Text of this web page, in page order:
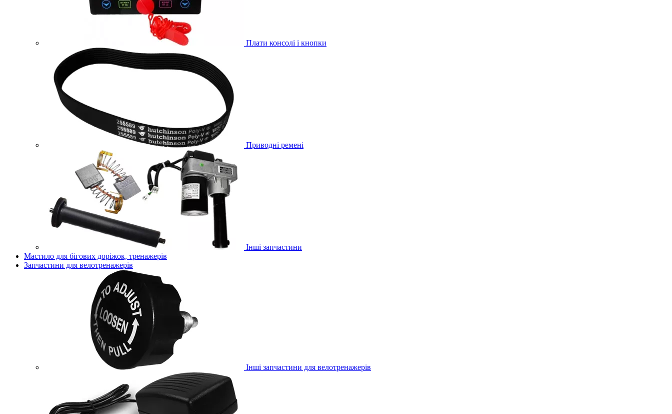
Плати консолі і кнопки
Приводні ремені
Інші запчастини
Мастило для бігових доріжок, тренажерів
Запчастини для велотренажерів
Інші запчастини для велотренажерів